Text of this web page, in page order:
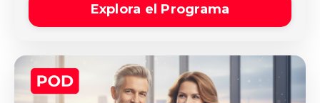
Explora el Programa